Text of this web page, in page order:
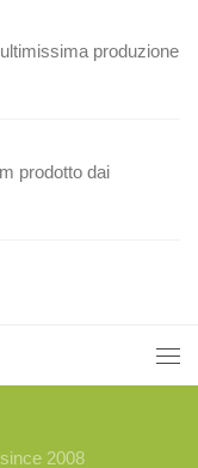
produzione
prodotto dai
2008